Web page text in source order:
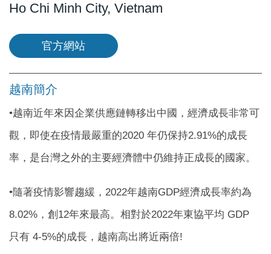
Ho Chi Minh City, Vietnam
官方網站
越南簡介
•越南近年來因企業供應鏈轉移出中國，經濟成長非常可
觀，即使在疫情最嚴重的2020 年仍保持2.91%的成長
率，是台灣之外的主要經濟體中仍維持正成長的國家。
•隨著疫情影響趨緩，2022年越南GDP經濟成長率約為
8.02%，創12年來最高。相對於2022年東協平均 GDP
只有 4-5%的成長，越南高出將近兩倍!